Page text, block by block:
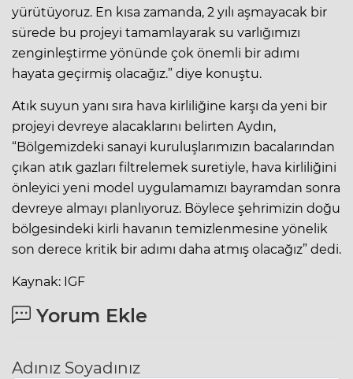
yürütüyoruz. En kısa zamanda, 2 yılı aşmayacak bir
sürede bu projeyi tamamlayarak su varlığımızı
zenginleştirme yönünde çok önemli bir adımı
hayata geçirmiş olacağız.” diye konuştu.
Atık suyun yanı sıra hava kirliliğine karşı da yeni bir
projeyi devreye alacaklarını belirten Aydın,
“Bölgemizdeki sanayi kuruluşlarımızın bacalarından
çıkan atık gazları filtrelemek suretiyle, hava kirliliğini
önleyici yeni model uygulamamızı bayramdan sonra
devreye almayı planlıyoruz. Böylece şehrimizin doğu
bölgesindeki kirli havanın temizlenmesine yönelik
son derece kritik bir adımı daha atmış olacağız” dedi.
Kaynak: IGF
Yorum Ekle
Adınız Soyadınız